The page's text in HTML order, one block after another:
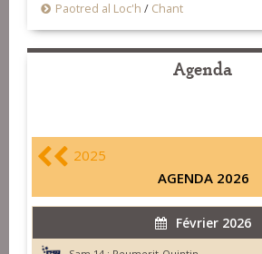
Paotred al Loc'h / Chant
Agenda
2025
AGENDA 2026
Février 2026